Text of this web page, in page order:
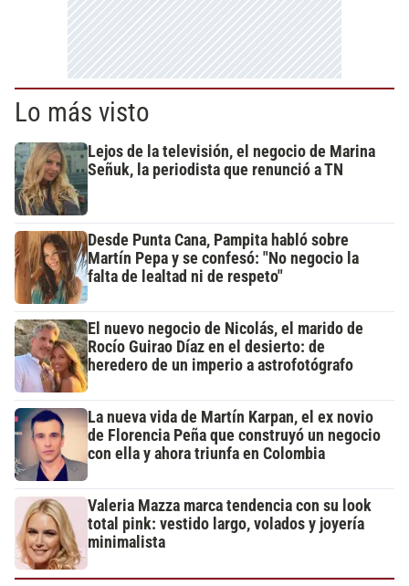
Lo más visto
Lejos de la televisión, el negocio de Marina
Señuk, la periodista que renunció a TN
Desde Punta Cana, Pampita habló sobre
Martín Pepa y se confesó: "No negocio la
falta de lealtad ni de respeto"
El nuevo negocio de Nicolás, el marido de
Rocío Guirao Díaz en el desierto: de
heredero de un imperio a astrofotógrafo
La nueva vida de Martín Karpan, el ex novio
de Florencia Peña que construyó un negocio
con ella y ahora triunfa en Colombia
Valeria Mazza marca tendencia con su look
total pink: vestido largo, volados y joyería
minimalista